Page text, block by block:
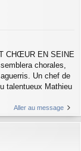
CHŒUR EN SEINE
chorales,
Un chef de
talentueux Mathieu
Aller au message